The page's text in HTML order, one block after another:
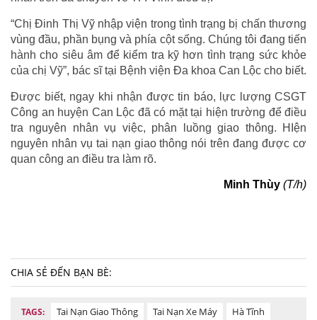
“Chị Đinh Thị Vỹ nhập viện trong tình trạng bị chấn thương
vùng đầu, phần bụng và phía cột sống. Chúng tôi đang tiến
hành cho siêu âm để kiểm tra kỹ hơn tình trạng sức khỏe
của chị Vỹ”, bác sĩ tại Bệnh viện Đa khoa Can Lộc cho biết.
Được biết, ngay khi nhận được tin báo, lực lượng CSGT
Công an huyện Can Lộc đã có mặt tại hiện trường để điều
tra nguyên nhân vụ việc, phân luồng giao thông. HIện
nguyên nhân vụ tai nạn giao thông nói trên đang được cơ
quan công an điều tra làm rõ.
Minh Thùy (T/h)
CHIA SẺ ĐẾN BẠN BÈ:
TAGS: Tai Nạn Giao Thông Tai Nạn Xe Máy
Hà Tĩnh